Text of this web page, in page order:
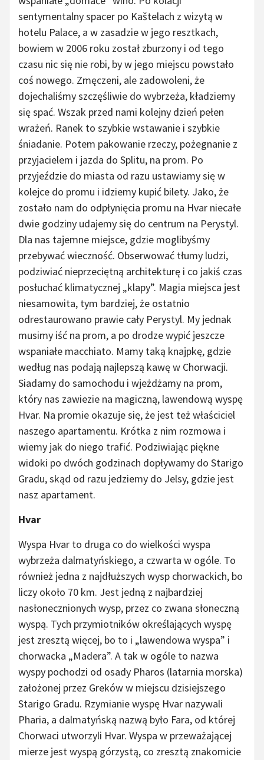
sentymentalny spacer po Kaštelach z wizytą w
hotelu Palace, a w zasadzie w jego resztkach,
bowiem w 2006 roku został zburzony i od tego
czasu nic się nie robi, by w jego miejscu powstało
coś nowego. Zmęczeni, ale zadowoleni, że
dojechaliśmy szczęśliwie do wybrzeża, kładziemy
się spać. Wszak przed nami kolejny dzień pełen
wrażeń. Ranek to szybkie wstawanie i szybkie
śniadanie. Potem pakowanie rzeczy, pożegnanie z
przyjacielem i jazda do Splitu, na prom. Po
przyjeździe do miasta od razu ustawiamy się w
kolejce do promu i idziemy kupić bilety. Jako, że
zostało nam do odpłynięcia promu na Hvar niecałe
dwie godziny udajemy się do centrum na Perystyl.
Dla nas tajemne miejsce, gdzie moglibyśmy
przebywać wieczność. Obserwować tłumy ludzi,
podziwiać nieprzeciętną architekturę i co jakiś czas
posłuchać klimatycznej „klapy”. Magia miejsca jest
niesamowita, tym bardziej, że ostatnio
odrestaurowano prawie cały Perystyl. My jednak
musimy iść na prom, a po drodze wypić jeszcze
wspaniałe macchiato. Mamy taką knajpkę, gdzie
według nas podają najlepszą kawę w Chorwacji.
Siadamy do samochodu i wjeżdżamy na prom,
który nas zawiezie na magiczną, lawendową wyspę
Hvar. Na promie okazuje się, że jest też właściciel
naszego apartamentu. Krótka z nim rozmowa i
wiemy jak do niego trafić. Podziwiając piękne
widoki po dwóch godzinach dopływamy do Starigo
Gradu, skąd od razu jedziemy do Jelsy, gdzie jest
nasz apartament.
Hvar
Wyspa Hvar to druga co do wielkości wyspa
wybrzeża dalmatyńskiego, a czwarta w ogóle. To
również jedna z najdłuższych wysp chorwackich, bo
liczy około 70 km. Jest jedną z najbardziej
nasłonecznionych wysp, przez co zwana słoneczną
wyspą. Tych przymiotników określających wyspę
jest zresztą więcej, bo to i „lawendowa wyspa” i
chorwacka „Madera”. A tak w ogóle to nazwa
wyspy pochodzi od osady Pharos (latarnia morska)
założonej przez Greków w miejscu dzisiejszego
Starigo Gradu. Rzymianie wyspę Hvar nazywali
Pharia, a dalmatyńską nazwą było Fara, od której
Chorwaci utworzyli Hvar. Wyspa w przeważającej
mierze jest wyspą górzystą, co zresztą znakomicie